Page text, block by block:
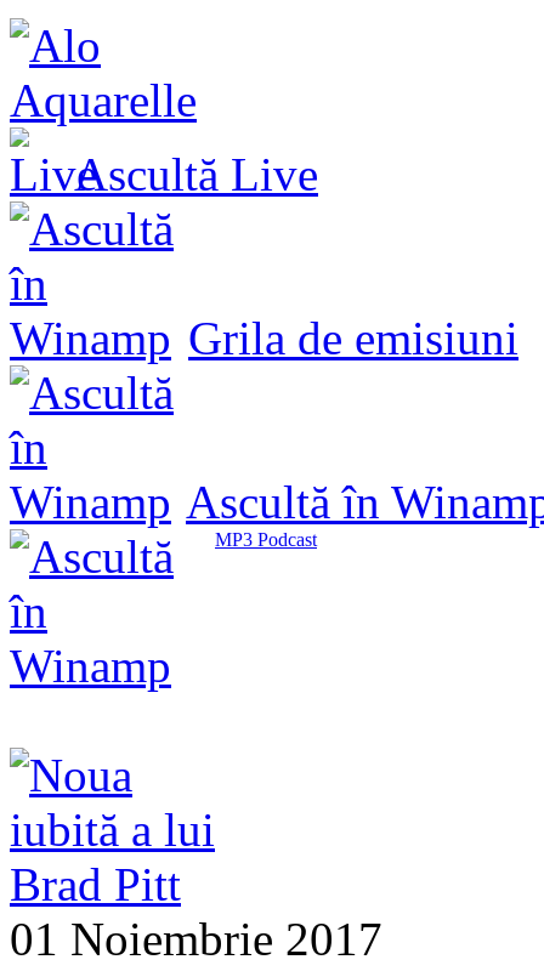
Ascultă Live
Grila de emisiuni
Ascultă în
MP3 Podcast
01 Noiembrie 2017